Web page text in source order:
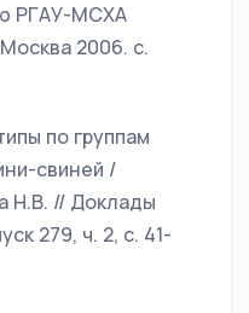
РГАУ-МСХА
2006. с.
по группам
свиней /
Н.В. // Доклады
279, ч. 2, с. 41-